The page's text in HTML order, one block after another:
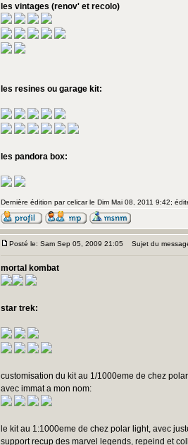
les vintages (renov' et recolo)
les resines ou garage kit:
les pandora box:
Dernière édition par celicar le Dim Mai 08, 2011 9:42;
Posté le: Sam Sep 05, 2009 21:05 Sujet du
mortal kombat
star trek:
customisation du kit au 1/1000eme de chez
avec immat a mon nom:
le kit au 1:1000eme de chez polar light, avec
support recup des marvel legends, repeind et